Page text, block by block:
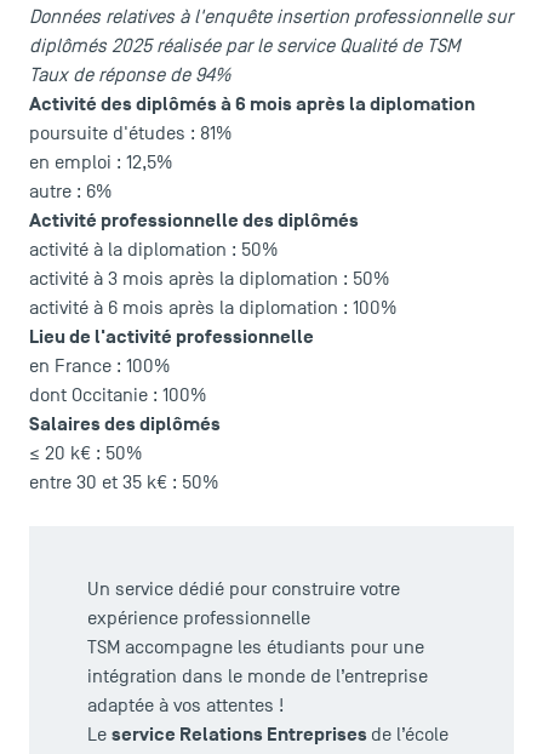
LES INDISPENSABLES
Le corps professoral
Campus tour
Accréditations
Un service dédié pour construire votre
expérience professionnelle
TSM accompagne les étudiants pour une
intégration dans le monde de l’entreprise
adaptée à vos attentes !
Le service Relations Entreprises de l’école
Données relatives à l'enquête insertion professionnelle sur
diplômés 2025 réalisée par le service Qualité de TSM
Taux de réponse de 94%
Activité des diplômés à 6 mois après la diplomation
poursuite d'études : 81%
en emploi : 12,5%
autre : 6%
Activité professionnelle des diplômés
activité à la diplomation : 50%
activité à 3 mois après la diplomation : 50%
activité à 6 mois après la diplomation : 100%
Lieu de l'activité professionnelle
en France : 100%
dont Occitanie : 100%
Salaires des diplômés
≤ 20 k€ : 50%
entre 30 et 35 k€ : 50%